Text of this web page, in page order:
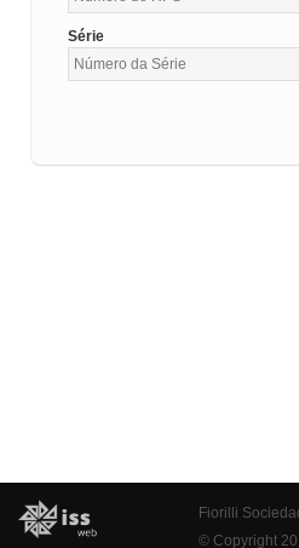
Série
Fiorilli
© Copyright